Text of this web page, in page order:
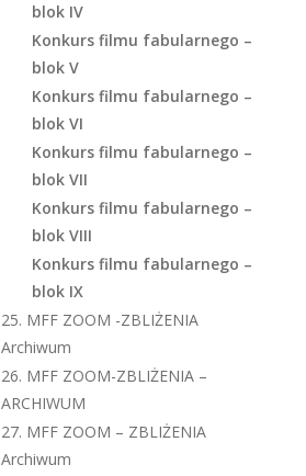
blok IV
Konkurs filmu fabularnego –
blok V
Konkurs filmu fabularnego –
blok VI
Konkurs filmu fabularnego –
blok VII
Konkurs filmu fabularnego –
blok VIII
Konkurs filmu fabularnego –
blok IX
25. MFF ZOOM -ZBLIŻENIA
Archiwum
26. MFF ZOOM-ZBLIŻENIA –
ARCHIWUM
27. MFF ZOOM – ZBLIŻENIA
Archiwum